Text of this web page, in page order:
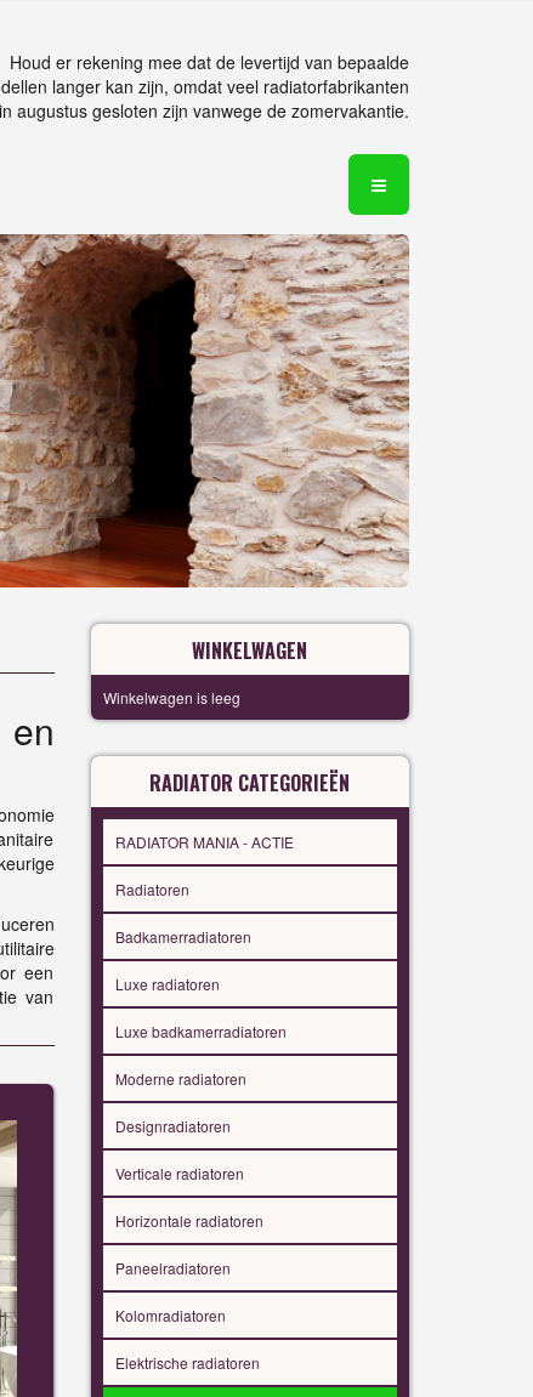
Houd er rekening mee dat de levertijd van bepaalde
langer kan zijn, omdat veel radiatorfabrikanten
in augustus gesloten zijn vanwege de zomervakantie.
een
van
WINKELWAGEN
Winkelwagen is leeg
RADIATOR CATEGORIEËN
RADIATOR MANIA - ACTIE
Radiatoren
Badkamerradiatoren
Luxe radiatoren
Luxe badkamerradiatoren
Moderne radiatoren
Designradiatoren
Verticale radiatoren
Horizontale radiatoren
Paneelradiatoren
Kolomradiatoren
Elektrische radiatoren